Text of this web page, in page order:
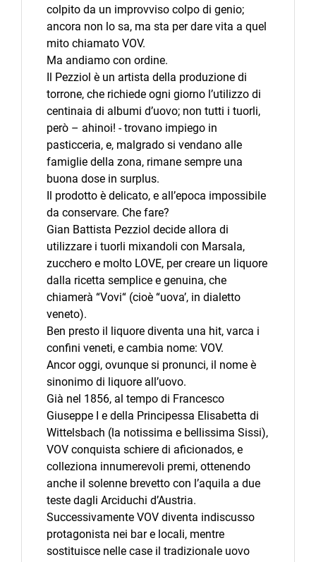
colpito da un improvviso colpo di genio;
ancora non lo sa, ma sta per dare vita a quel
mito chiamato VOV.
Ma andiamo con ordine.
Il Pezziol è un artista della produzione di
torrone, che richiede ogni giorno l’utilizzo di
centinaia di albumi d’uovo; non tutti i tuorli,
però – ahinoi! - trovano impiego in
pasticceria, e, malgrado si vendano alle
famiglie della zona, rimane sempre una
buona dose in surplus.
Il prodotto è delicato, e all’epoca impossibile
da conservare. Che fare?
Gian Battista Pezziol decide allora di
utilizzare i tuorli mixandoli con Marsala,
zucchero e molto LOVE, per creare un liquore
dalla ricetta semplice e genuina, che
chiamerà “Vovi“ (cioè “uova’, in dialetto
veneto).
Ben presto il liquore diventa una hit, varca i
confini veneti, e cambia nome: VOV.
Ancor oggi, ovunque si pronunci, il nome è
sinonimo di liquore all’uovo.
Già nel 1856, al tempo di Francesco
Giuseppe I e della Principessa Elisabetta di
Wittelsbach (la notissima e bellissima Sissi),
VOV conquista schiere di aficionados, e
colleziona innumerevoli premi, ottenendo
anche il solenne brevetto con l’aquila a due
teste dagli Arciduchi d’Austria.
Successivamente VOV diventa indiscusso
protagonista nei bar e locali, mentre
sostituisce nelle case il tradizionale uovo